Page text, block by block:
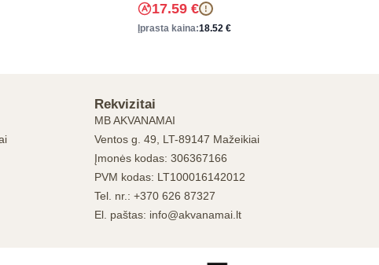
17.59 € !
Įprasta kaina:18.52 €
Rekvizitai
MB AKVANAMAI
Ventos g. 49, LT-89147 Mažeikiai
Įmonės kodas: 306367166
PVM kodas: LT100016142012
Tel. nr.: +370 626 87327
El. paštas: info@akvanamai.lt